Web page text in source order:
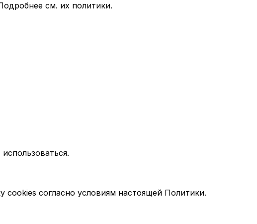
см. их политики.
cookies согласно условиям настоящей Политики.